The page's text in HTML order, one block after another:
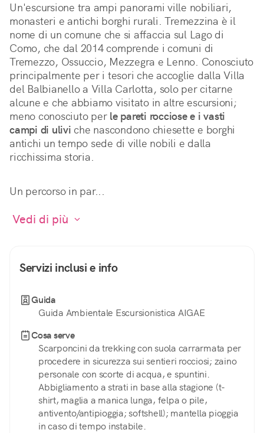
Un'escursione tra ampi panorami ville nobiliari,
monasteri e antichi borghi rurali. Tremezzina è il
nome di un comune che si affaccia sul Lago di
Como, che dal 2014 comprende i comuni di
Tremezzo, Ossuccio, Mezzegra e Lenno. Conosciuto
principalmente per i tesori che accoglie dalla Villa
del Balbianello a Villa Carlotta, solo per citarne
alcune e che abbiamo visitato in altre escursioni;
meno conosciuto per le pareti rocciose e i vasti
campi di ulivi che nascondono chiesette e borghi
antichi un tempo sede di ville nobili e dalla
ricchissima storia.
Un percorso in par...
Servizi inclusi e info
Guida
Guida Ambientale Escursionistica AIGAE
Cosa serve
Scarponcini da trekking con suola carrarmata per
procedere in sicurezza sui sentieri rocciosi; zaino
personale con scorte di acqua, e spuntini.
Abbigliamento a strati in base alla stagione (t-
shirt, maglia a manica lunga, felpa o pile,
antivento/antipioggia; softshell); mantella pioggia
in caso di tempo instabile.